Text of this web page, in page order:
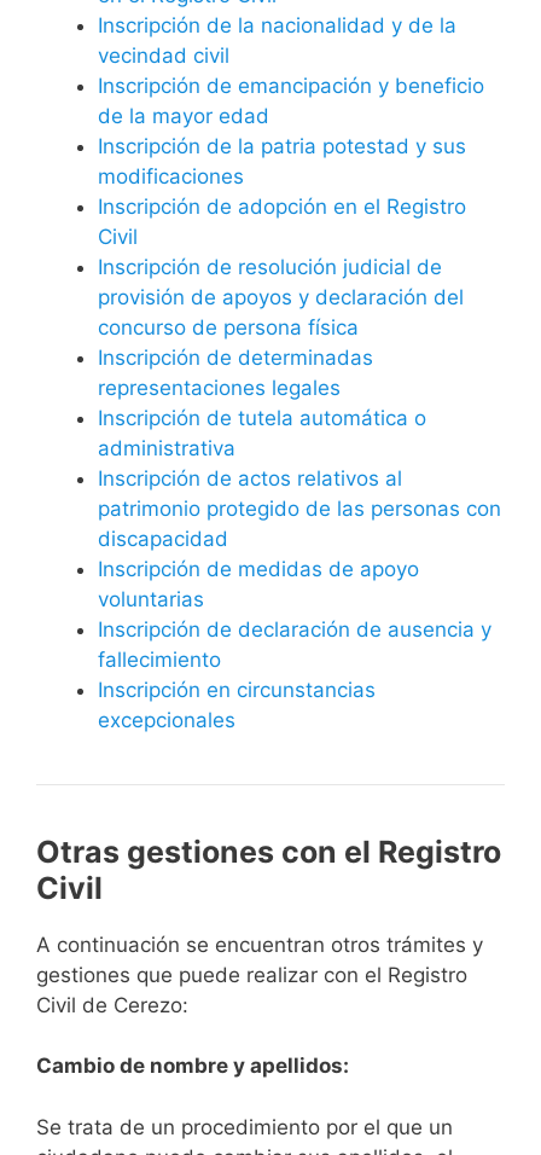
Inscripción de la nacionalidad y de la
vecindad civil
Inscripción de emancipación y beneficio
de la mayor edad
Inscripción de la patria potestad y sus
modificaciones
Inscripción de adopción en el Registro
Civil
Inscripción de resolución judicial de
provisión de apoyos y declaración del
concurso de persona física
Inscripción de determinadas
representaciones legales
Inscripción de tutela automática o
administrativa
Inscripción de actos relativos al
patrimonio protegido de las personas con
discapacidad
Inscripción de medidas de apoyo
voluntarias
Inscripción de declaración de ausencia y
fallecimiento
Inscripción en circunstancias
excepcionales
Otras gestiones con el Registro
Civil
A continuación se encuentran otros trámites y
gestiones que puede realizar con el Registro
Civil de Cerezo:
Cambio de nombre y apellidos:
Se trata de un procedimiento por el que un